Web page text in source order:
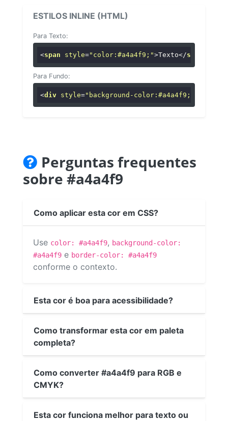
ESTILOS INLINE (HTML)
Para Texto:
<span style="color:#a4a4f9;">Texto</span
Para Fundo:
<div style="background-color:#a4a4f9;"
Perguntas frequentes
sobre #a4a4f9
Como aplicar esta cor em CSS?
Use color: #a4a4f9, background-color:
#a4a4f9 e border-color: #a4a4f9
conforme o contexto.
Esta cor é boa para acessibilidade?
Como transformar esta cor em paleta
completa?
Como converter #a4a4f9 para RGB e
CMYK?
Esta cor funciona melhor para texto ou